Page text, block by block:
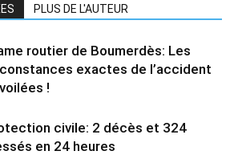
PLUS DE L'AUTEUR
routier de Boumerdès: Les
exactes de l’accident
!
civile: 2 décès et 324
en 24 heures